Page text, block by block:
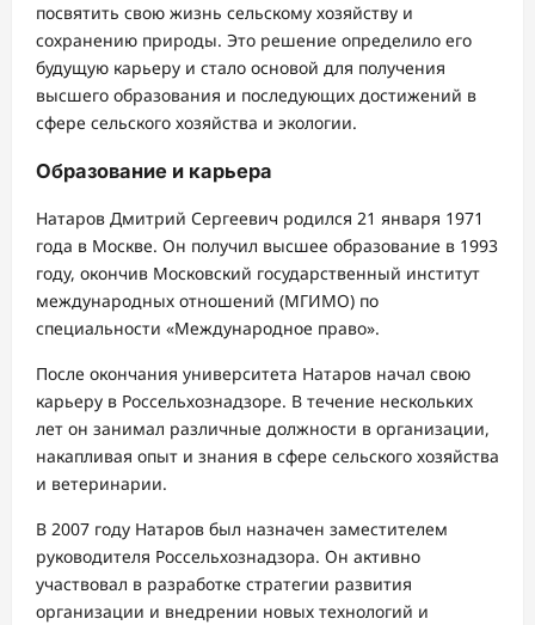
посвятить свою жизнь сельскому хозяйству и
сохранению природы. Это решение определило его
будущую карьеру и стало основой для получения
высшего образования и последующих достижений в
сфере сельского хозяйства и экологии.
Образование и карьера
Натаров Дмитрий Сергеевич родился 21 января 1971
года в Москве. Он получил высшее образование в 1993
году, окончив Московский государственный институт
международных отношений (МГИМО) по
специальности «Международное право».
После окончания университета Натаров начал свою
карьеру в Россельхознадзоре. В течение нескольких
лет он занимал различные должности в организации,
накапливая опыт и знания в сфере сельского хозяйства
и ветеринарии.
В 2007 году Натаров был назначен заместителем
руководителя Россельхознадзора. Он активно
участвовал в разработке стратегии развития
организации и внедрении новых технологий и